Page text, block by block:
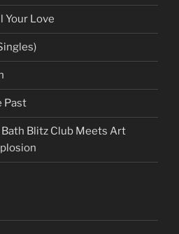
Your Love
Past
Blitz Club Meets Art